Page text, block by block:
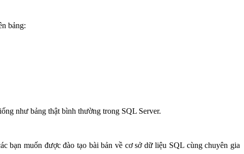
bảng:
như bảng thật bình thường trong SQL Server.
bạn muốn được đào tạo bài bản về cơ sở dữ liệu SQL cùng chuyên gia